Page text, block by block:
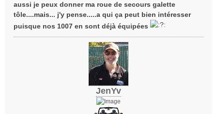
aussi je peux donner ma roue de secours galette
tôle....mais... j'y pense.....a qui ça peut bien intéresser
puisque nos 1007 en sont déjà équipées
JenYv